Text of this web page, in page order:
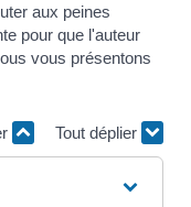
aux peines
pour que l'auteur
vous présentons
Tout déplier